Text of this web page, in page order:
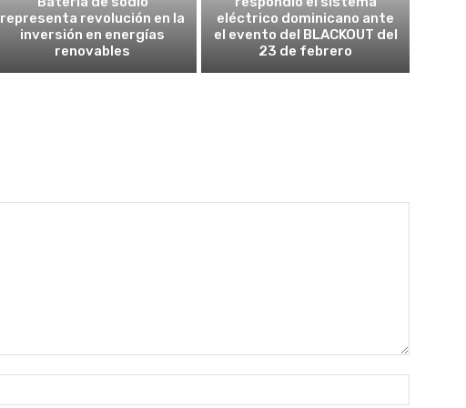
representa revolución en la
inversión en energías
renovables
eléctrico dominicano ante
el evento del BLACKOUT del
23 de febrero